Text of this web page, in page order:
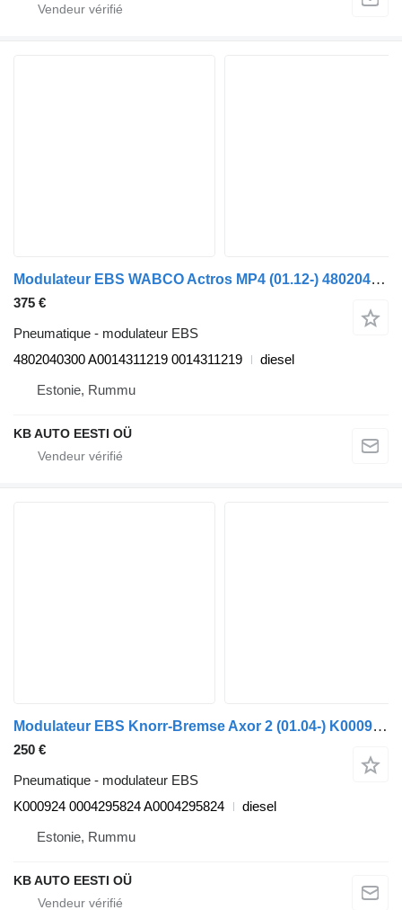
Modulateur EBS WABCO Actros MP4 (01.12-) 4802040300 pour camion Mercedes-Benz Actros MP4 Antos Arocs (2012)
375 €
Pneumatique - modulateur EBS
4802040300 A0014311219 0014311219
diesel
Estonie, Rummu
KB AUTO EESTI OÜ
Modulateur EBS Knorr-Bremse Axor 2 (01.04-) K000924 pour camion Mercedes-Benz Actros, Axor MP1, MP2, MP3 (1996-2014)
250 €
Pneumatique - modulateur EBS
K000924 0004295824 A0004295824
diesel
Estonie, Rummu
KB AUTO EESTI OÜ